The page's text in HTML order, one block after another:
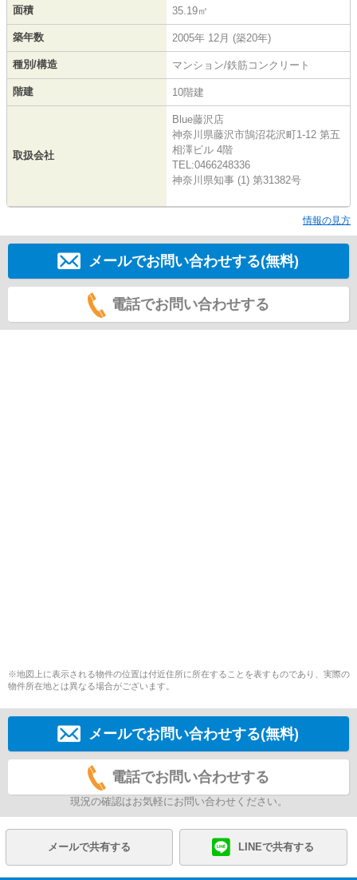
面積 35.19㎡
築年数 2005年 12月 (築20年)
種別/構造 マンション/鉄筋コンクリート
階建 10階建
取扱会社
Blue藤沢店
神奈川県藤沢市鵠沼花沢町1-12 第五
相澤ビル 4階
TEL:0466248336
神奈川県知事 (1) 第31382号
情報の見方
メールでお問い合わせする(無料)
電話でお問い合わせする
※地図上に表示される物件の位置は付近住所に所在することを表すものであり、実際の
物件所在地とは異なる場合がございます。
メールでお問い合わせする(無料)
電話でお問い合わせする
現況の確認はお気軽にお問い合わせください。
メールで共有する LINEで共有する